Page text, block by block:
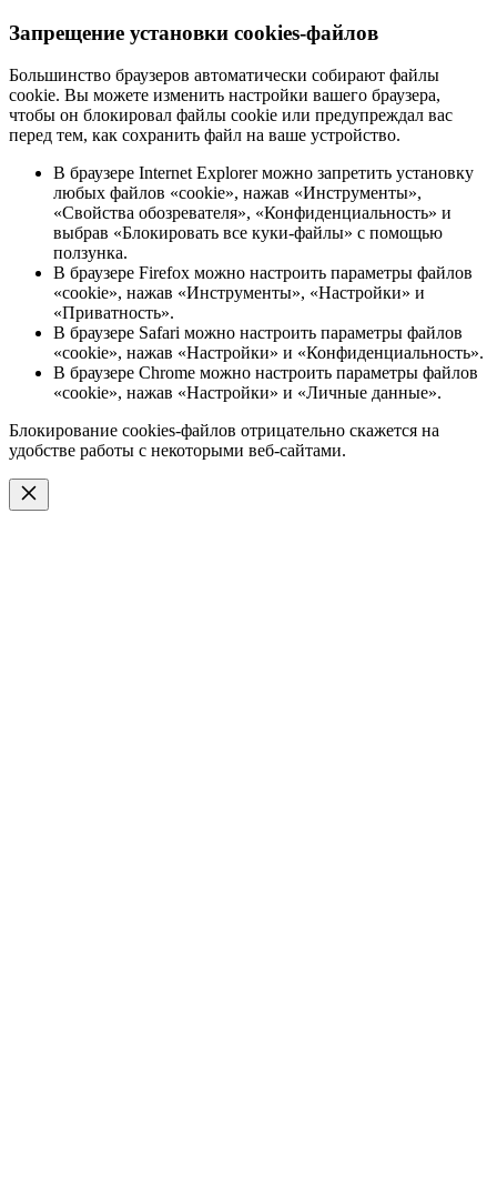
Запрещение установки cookies-файлов
Большинство браузеров автоматически собирают файлы
cookie. Вы можете изменить настройки вашего браузера,
чтобы он блокировал файлы cookie или предупреждал вас
перед тем, как сохранить файл на ваше устройство.
В браузере Internet Explorer можно запретить установку
любых файлов «cookie», нажав «Инструменты»,
«Свойства обозревателя», «Конфиденциальность» и
выбрав «Блокировать все куки-файлы» с помощью
ползунка.
В браузере Firefox можно настроить параметры файлов
«cookie», нажав «Инструменты», «Настройки» и
«Приватность».
В браузере Safari можно настроить параметры файлов
«cookie», нажав «Настройки» и «Конфиденциальность».
В браузере Chrome можно настроить параметры файлов
«cookie», нажав «Настройки» и «Личные данные».
Блокирование cookies-файлов отрицательно скажется на
удобстве работы с некоторыми веб-сайтами.